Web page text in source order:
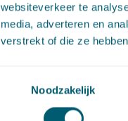
websiteverkeer te
media, adverteren en
verstrekt of die ze
Noodzakelijk
van